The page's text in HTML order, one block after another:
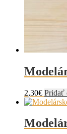
2,30€ Pridať